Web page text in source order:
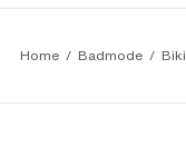
Home Badmode